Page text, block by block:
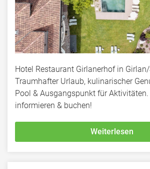
Hotel Restaurant Girlanerhof in
Traumhafter Urlaub, kulinarischer
Pool & Ausgangspunkt für
informieren & buchen!
Weiterlesen